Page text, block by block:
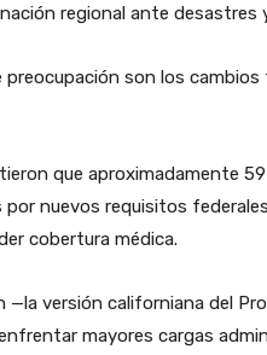
regional ante desastres
son los
que aproximadamente
nuevos requisitos
cobertura médica.
—la versión californiana del
mayores cargas